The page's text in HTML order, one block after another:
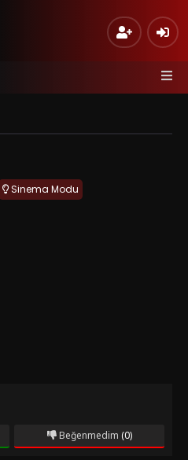
Sinema Modu
Beğenmedim (0)